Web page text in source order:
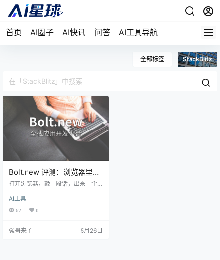
首页 AI圈子 AI快讯 问答 AI工具导航
全部标签 StackBlitz
Bolt.new 评测：浏览器里写
全栈应用，StackBlitz 把门
打开浏览器，敲一段话，出来一个
流程从“想想就知道不现实”变成了日
常。基于 StackBlitz 的 WebContai
配 Claude 做代码生成引擎，让零编
AI工具
57 0
强哥来了 5月26日